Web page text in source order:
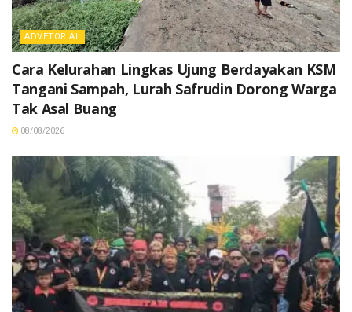
ADVETORIAL
Cara Kelurahan Lingkas Ujung Berdayakan KSM
Tangani Sampah, Lurah Safrudin Dorong Warga
Tak Asal Buang
08/08/2026